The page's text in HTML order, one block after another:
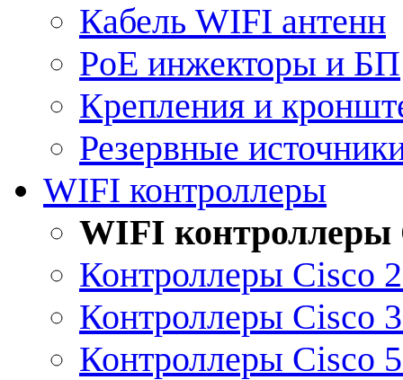
Кабель WIFI антенн
PoE инжекторы и БП
Крепления и
Резервные
WIFI контроллеры
WIFI контроллеры
Контроллеры Cisco
Контроллеры Cisco
Контроллеры Cisco